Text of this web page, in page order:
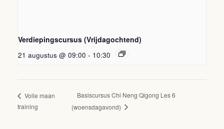
Verdiepingscursus (Vrijdagochtend)
21 augustus @ 09:00 - 10:30
Volle maan
training
Basiscursus Chi Neng Qigong Les 6
(woensdagavond)